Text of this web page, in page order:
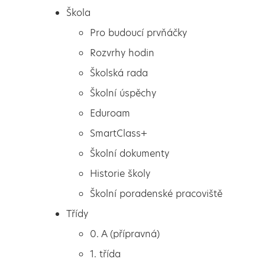
Pro budoucí prvňáčky
Rozvrhy hodin
Školská rada
Škola
Pro budoucí prvňáčky
Rozvrhy hodin
Školská rada
Školní úspěchy
Eduroam
SmartClass+
Školní dokumenty
Historie školy
Školní poradenské pracoviště
Třídy
0. A (přípravná)
1. třída
Loučení